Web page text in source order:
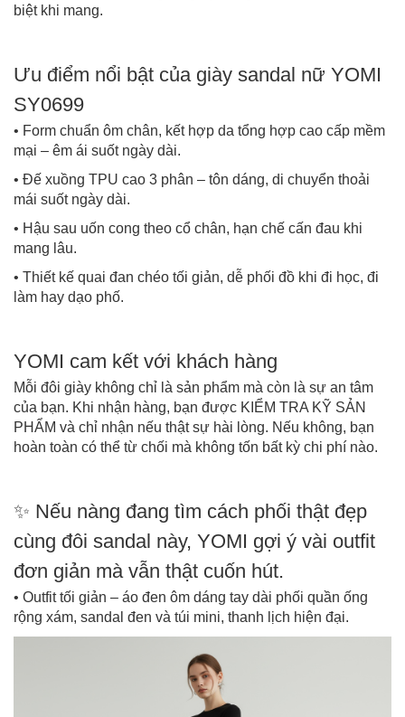
biệt khi mang.
Ưu điểm nổi bật của giày sandal nữ YOMI
SY0699
• Form chuẩn ôm chân, kết hợp da tổng hợp cao cấp mềm
mại – êm ái suốt ngày dài.
• Đế xuồng TPU cao 3 phân – tôn dáng, di chuyển thoải
mái suốt ngày dài.
• Hậu sau uốn cong theo cổ chân, hạn chế cấn đau khi
mang lâu.
• Thiết kế quai đan chéo tối giản, dễ phối đồ khi đi học, đi
làm hay dạo phố.
YOMI cam kết với khách hàng
Mỗi đôi giày không chỉ là sản phẩm mà còn là sự an tâm
của bạn. Khi nhận hàng, bạn được KIỂM TRA KỸ SẢN
PHẨM và chỉ nhận nếu thật sự hài lòng. Nếu không, bạn
hoàn toàn có thể từ chối mà không tốn bất kỳ chi phí nào.
✨ Nếu nàng đang tìm cách phối thật đẹp
cùng đôi sandal này, YOMI gợi ý vài outfit
đơn giản mà vẫn thật cuốn hút.
• Outfit tối giản – áo đen ôm dáng tay dài phối quần ống
rộng xám, sandal đen và túi mini, thanh lịch hiện đại.